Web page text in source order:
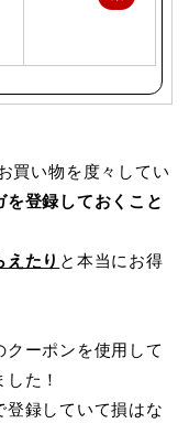
買い物を度々してい
を登録しておくこと
えたり と本当にお得
ーポンを使用して
た！
登録していて損はな